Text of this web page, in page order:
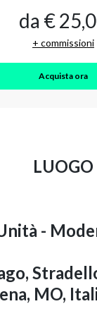
da €
+ commissioni
Acquista ora
LUOGO
-
MO,